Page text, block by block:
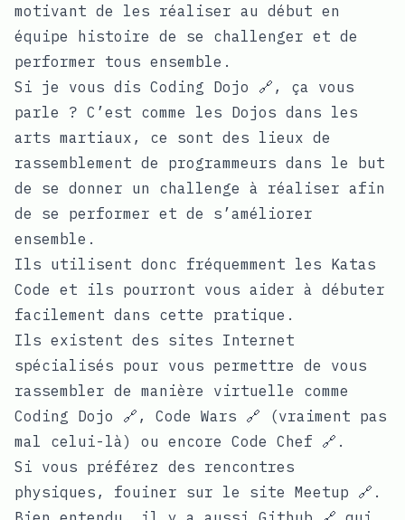
motivant de les réaliser au début en
équipe histoire de se challenger et de
performer tous ensemble.
Si je vous dis Coding Dojo 🔗 , ça vous
parle ? C’est comme les Dojos dans les
arts martiaux, ce sont des lieux de
rassemblement de programmeurs dans le but
de se donner un challenge à réaliser afin
de se performer et de s’améliorer
ensemble.
Ils utilisent donc fréquemment les Katas
Code et ils pourront vous aider à débuter
facilement dans cette pratique.
Ils existent des sites Internet
spécialisés pour vous permettre de vous
rassembler de manière virtuelle comme
Coding Dojo 🔗 , Code Wars 🔗 (vraiment pas
mal celui-là) ou encore Code Chef 🔗 .
Si vous préférez des rencontres
physiques, fouiner sur le site Meetup 🔗 .